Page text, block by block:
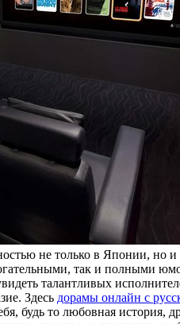
не только в Японии,
так и полными
талантливых
Здесь дорамы онлайн с
будь то любовная